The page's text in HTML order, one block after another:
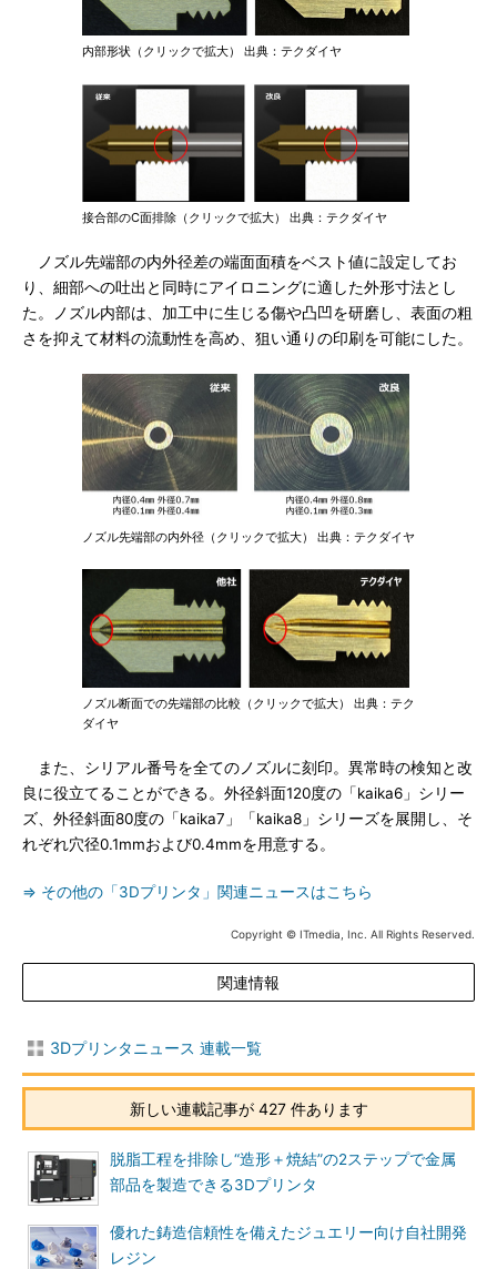
内部形状（クリックで拡大） 出典：テクダイヤ
接合部のC面排除（クリックで拡大） 出典：テクダイヤ
ノズル先端部の内外径差の端面面積をベスト値に設定してお
り、細部への吐出と同時にアイロニングに適した外形寸法とし
た。ノズル内部は、加工中に生じる傷や凸凹を研磨し、表面の粗
さを抑えて材料の流動性を高め、狙い通りの印刷を可能にした。
ノズル先端部の内外径（クリックで拡大） 出典：テクダイヤ
ノズル断面での先端部の比較（クリックで拡大） 出典：テク
ダイヤ
また、シリアル番号を全てのノズルに刻印。異常時の検知と改
良に役立てることができる。外径斜面120度の「kaika6」シリー
ズ、外径斜面80度の「kaika7」「kaika8」シリーズを展開し、そ
れぞれ穴径0.1mmおよび0.4mmを用意する。
⇒ その他の「3Dプリンタ」関連ニュースはこちら
Copyright © ITmedia, Inc. All Rights Reserved.
関連情報
3Dプリンタニュース 連載一覧
新しい連載記事が 427 件あります
脱脂工程を排除し“造形＋焼結”の2ステップで金属
部品を製造できる3Dプリンタ
優れた鋳造信頼性を備えたジュエリー向け自社開発
レジン